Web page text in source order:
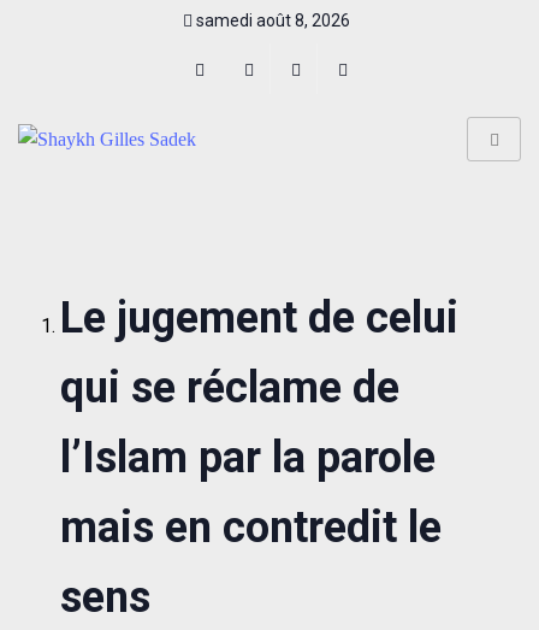
samedi août 8, 2026
Le jugement de celui
qui se réclame de
l’Islam par la parole
mais en contredit le
sens